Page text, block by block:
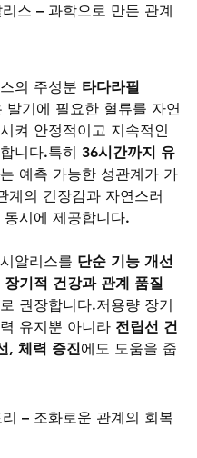
스 – 과학으로 만든 관계
의 주성분 타다라필
발기에 필요한 혈류를 자연
켜 안정적이고 지속적인
니다.특히 36시간까지 유
는 예측 가능한 성관계가 가
계의 긴장감과 자연스러
시에 제공합니다.
알리스를 단순 기능 개선
기적 건강과 관계 품질
권장합니다.저용량 장기
유지뿐 아니라 전립선 건
, 체력 증진에도 도움을 줍
– 조화로운 관계의 회복